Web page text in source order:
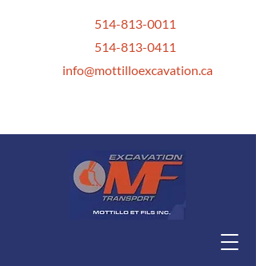
514-813-0011
514-813-0411
info@mottilloexcavation.ca